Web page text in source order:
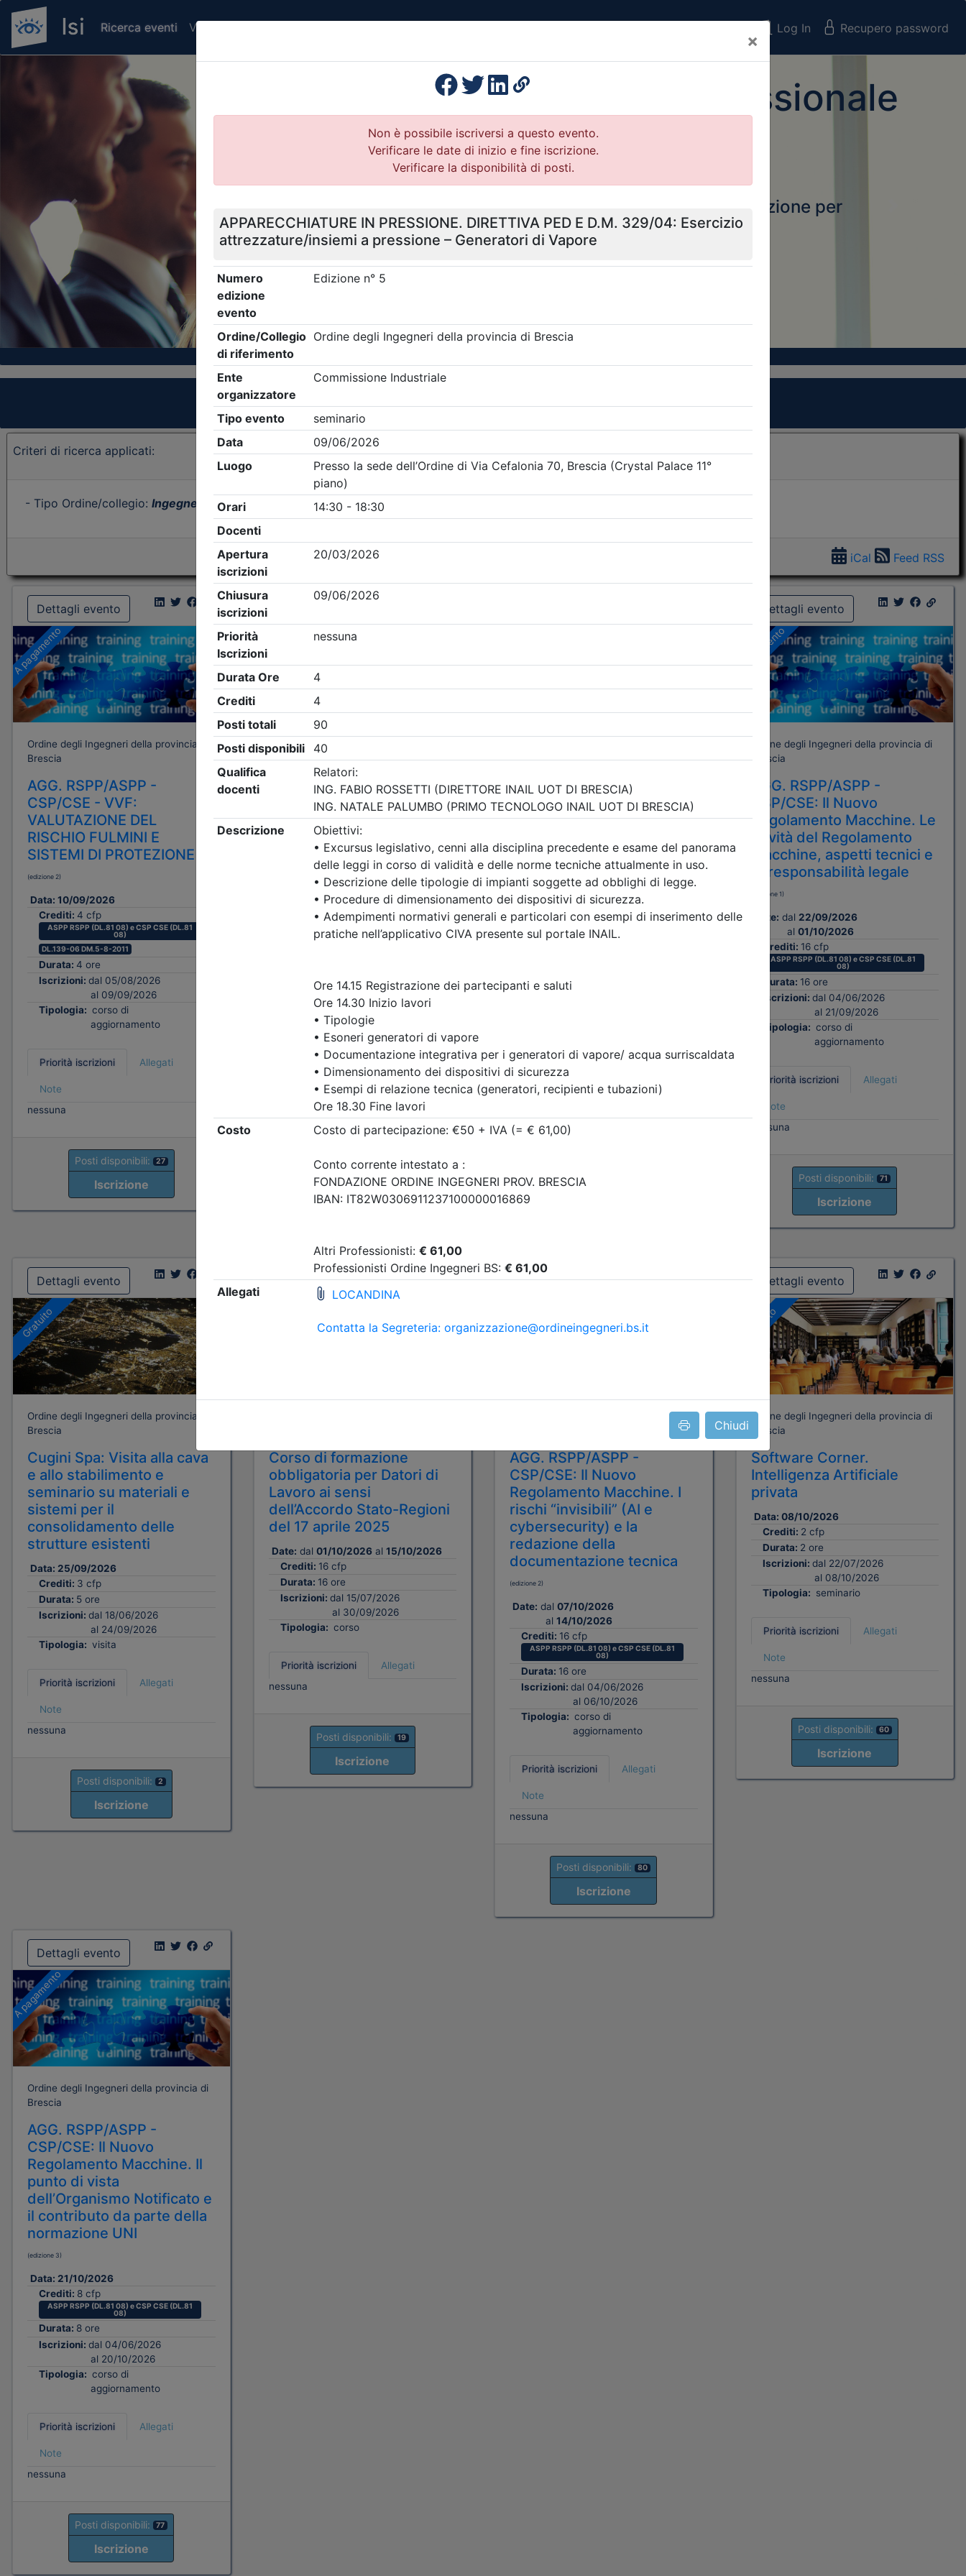
×
Chiudi
Ricerca eventi Verifica attestato di presenza Log In Recupero password
Formazione Professionale
Continua
Il portale della formazione per
Ordini e Collegi
Previous
Criteri di ricerca applicati:
- Tipo Ordine/collegio: Ingegneri - Ordine: - Eventi in programma dal
iCal Feed RSS
Dettagli evento
A pagamento
Ordine degli Ingegneri della provincia di
Brescia
AGG. RSPP/ASPP -
CSP/CSE - VVF:
VALUTAZIONE DEL
RISCHIO FULMINI E
SISTEMI DI PROTEZIONE
(edizione 2)
Data: 10/09/2026
Crediti: 4 cfp
ASPP RSPP (DL.81 08) e CSP CSE (DL.81
08)
DL.139-06 DM.5-8-2011
Durata: 4 ore
Iscrizioni: dal 05/08/2026
al 09/09/2026
Tipologia: corso di
aggiornamento
Priorità iscrizioni Allegati
Note
nessuna
Posti disponibili: 27
Iscrizione
Gratuito
Ordine degli Ingegneri della provincia di
Brescia
Rinforzo strutturale e
messa in sicurezza sismica
di capannoni prefabbricati
in c.a., scaffalature e
serbatoi: criteri di analisi,
progettazione e intervento
16/09/2026
3 cfp
3 ore FAD Streaming
Iscrizioni:
dal 23/07/2026
Priorità iscrizioni Allegati
fino al 06/09/2026:
- professionisti appartenenti all'Ordine
organizzatore
- praticanti appartenenti all'Ordine
organizzatore
fino al 15/09/2026:
Posti disponibili: 115
Brescia
INTERSEZIONI A
ROTATORIA: GEOMETRIA,
LIVELLO DI SERVIZIO E
TRAFFICO
Data:17/09/2026
Crediti:4 cfp
Durata:
4 ore
dal 04/08/2026
al 17/09/2026
Priorità iscrizioni
Posti disponibili: 88
Iscrizione
Dettagli evento
A pagamento
Ordine degli Ingegneri della provincia di
Brescia
AGG. RSPP/ASPP -
CSP/CSE: Il Nuovo
Regolamento Macchine. Le
novità del Regolamento
macchine, aspetti tecnici e
di responsabilità legale
(edizione 1)
Date: dal 22/09/2026
al 01/10/2026
Crediti: 16 cfp
ASPP RSPP (DL.81 08) e CSP CSE (DL.81
08)
Durata: 16 ore
Iscrizioni: dal 04/06/2026
al 21/09/2026
Tipologia: corso di
aggiornamento
Priorità iscrizioni Allegati
Note
nessuna
Posti disponibili: 71
Iscrizione
Dettagli evento
Gratuito
Ordine degli Ingegneri della provincia di
Brescia
Cugini Spa: Visita alla cava
e allo stabilimento e
seminario su materiali e
sistemi per il
consolidamento delle
strutture esistenti
Data: 25/09/2026
Crediti: 3 cfp
Durata: 5 ore
Iscrizioni: dal 18/06/2026
al 24/09/2026
Tipologia: visita
Priorità iscrizioni Allegati
Note
nessuna
Posti disponibili: 2
Iscrizione
Dettagli evento
Corso di formazione
obbligatoria per Datori di
Lavoro ai sensi
dell’Accordo Stato-Regioni
del 17 aprile 2025
Date: dal 01/10/2026al 15/10/2026
Crediti: 16 cfp
Durata: 16 ore
Iscrizioni: dal 15/07/2026
al 30/09/2026
Tipologia: corso
Priorità iscrizioni
Allegati
nessuna
Posti disponibili: 19
Iscrizione
Dettagli evento
A pagamento
Ordine degli Ingegneri della provincia di
AGG. RSPP/ASPP -
CSP/CSE: Il Nuovo
Regolamento Macchine. I
rischi “invisibili” (AI e
cybersecurity) e la
redazione della
documentazione tecnica
(edizione 2)
Date: dal 07/10/2026
al14/10/2026
Crediti: 16 cfp
ASPP RSPP (DL.81 08) e CSP CSE (DL.81
08)
Durata: 16 ore
Iscrizioni: dal 04/06/2026
al 06/10/2026
Tipologia: corso di
aggiornamento
Priorità iscrizioni Allegati
Note
nessuna
Posti disponibili: 80
Iscrizione
Dettagli evento
Gratuito
Ordine degli Ingegneri della provincia di
Brescia
Software Corner.
Intelligenza Artificiale
privata
Data: 08/10/2026
Crediti: 2 cfp
Durata: 2 ore
Iscrizioni: dal 22/07/2026
al 08/10/2026
Tipologia: seminario
Priorità iscrizioni Allegati
Note
nessuna
Posti disponibili: 60
Iscrizione
Dettagli evento
A pagamento
Ordine degli Ingegneri della provincia di
Brescia
AGG. RSPP/ASPP -
CSP/CSE: Il Nuovo
Regolamento Macchine. Il
punto di vista
dell’Organismo Notificato e
il contributo da parte della
normazione UNI
(edizione 3)
Data: 21/10/2026
Crediti: 8 cfp
ASPP RSPP (DL.81 08) e CSP CSE (DL.81
08)
Durata: 8 ore
Iscrizioni: dal 04/06/2026
al 20/10/2026
Tipologia: corso di
aggiornamento
Priorità iscrizioni Allegati
Note
nessuna
Posti disponibili: 77
Iscrizione